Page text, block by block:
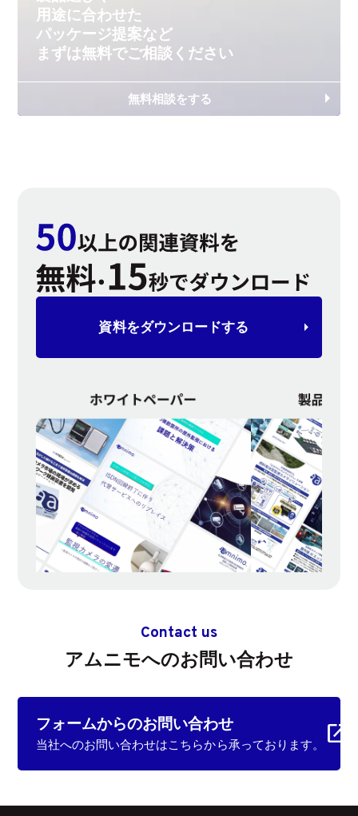
用途に合わせた
パッケージ提案など
まずは無料でご相談ください
無料相談をする
資料をダウンロードする
Contact us
アムニモへのお問い合わせ
フォームからのお問い合わせ
当社へのお問い合わせはこちらから承っております。